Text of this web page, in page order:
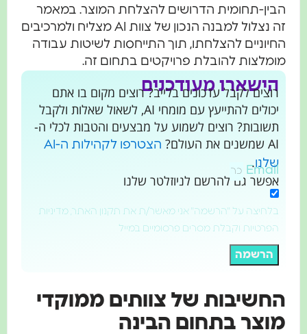
הבין-תחומית הדרושים להצלחת המוצר. במאמר
זה נצלול למבנה הנכון של צוות AI מצליח ולמרכיבים
החיוניים להצלחתו, תוך התייחסות לשיטות עבודה
מומלצות להובלת פרויקטים בתחום זה.
הישארו מעודכנים
רוצים לקבל עדכונים בלייב? רוצים מקום בו אתם
יכולים להתייעץ עם מומחי AI, לשאול שאלות ולקבל
תשובות? רוצים לשמוע על מבצעים והטבות לכלי ה-
AI שמשנים את העולם?
הצטרפו לקהילות ה-AI
שלנו.
אפשר גם להרשם לניוזלטר שלנו
Email
בלחיצה על "הרשמה" אני מאשר/ת את תקנון האתר, מדיניות
הפרטיות וקבלת מסרים פרסומיים במייל
הרשמה
החשיבות של צוותים ממוקדי
מוצר בתחום הבינה